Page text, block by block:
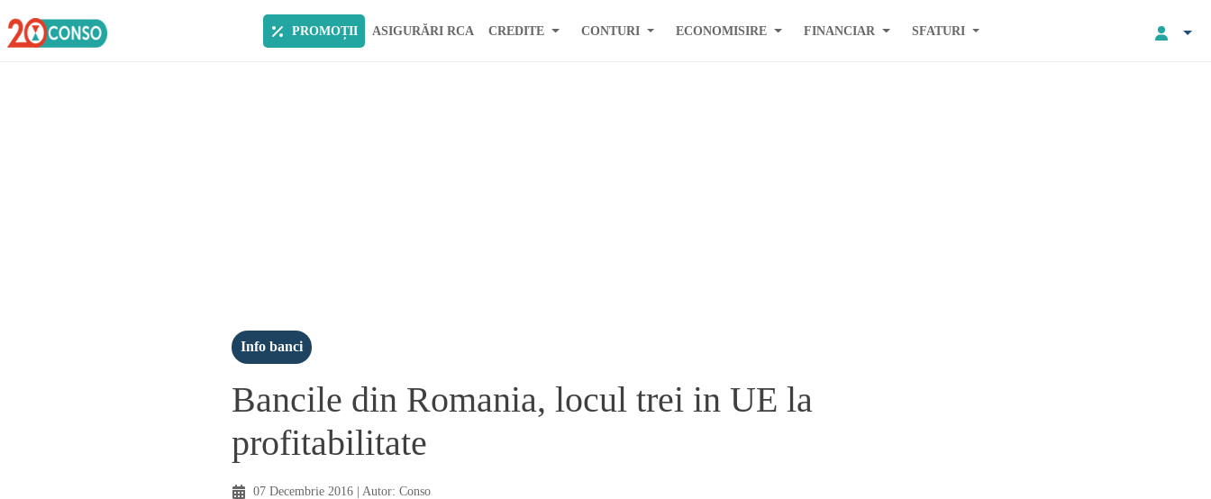
PROMOȚII ASIGURĂRI RCA CREDITE CONTURI ECONOMISIRE FINANCIAR SFATURI
Info banci
Bancile din Romania, locul trei in UE la
profitabilitate
07 Decembrie 2016| Autor: Conso